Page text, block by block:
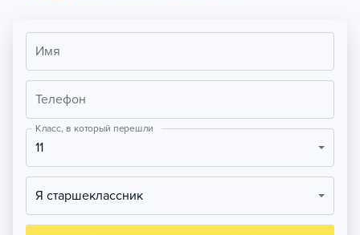
Имя
Телефон
Класс, в который перешли
11
Я старшеклассник